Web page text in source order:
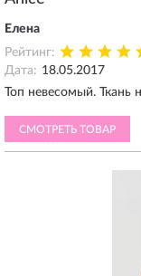
Елена
Рейтинг:
Дата: 18.05.2017
Топ невесомый. Ткань
СМОТРЕТЬ ТОВАР